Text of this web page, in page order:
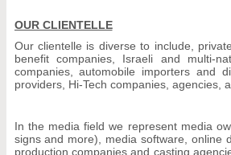
OUR CLIENTELLE
Our clientelle is diverse to include,
benefit companies, Israeli and multi-
companies, automobile importers and
providers, Hi-Tech companies, agencies,
In the media field we represent media
signs and more), media software, online
production companies and casting